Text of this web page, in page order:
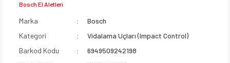
Bosch El Aletleri
Marka
Bosch
Kategori
Vidalama Uçları (Impact Control)
Barkod Kodu
6949509242198